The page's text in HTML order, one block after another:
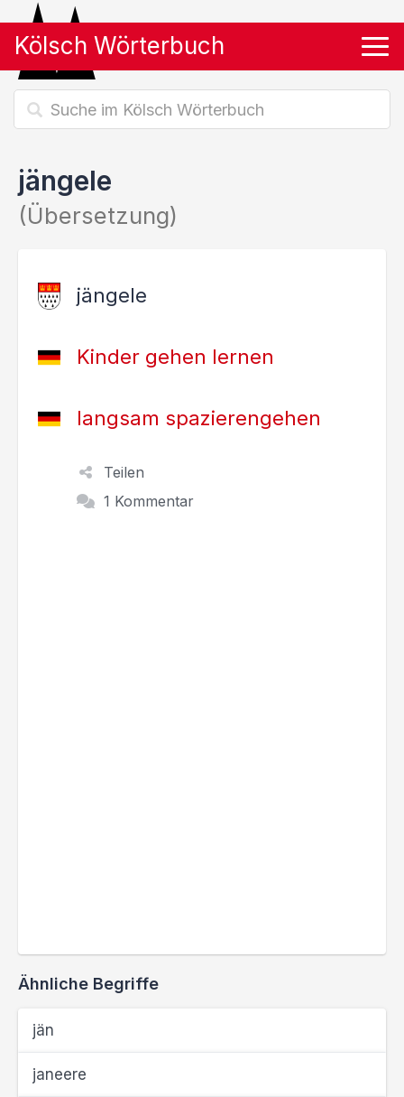
Kölsch Wörterbuch
jängele
(Übersetzung)
jängele
Kinder gehen lernen
langsam spazierengehen
Teilen
1 Kommentar
Ähnliche Begriffe
jän
janeere